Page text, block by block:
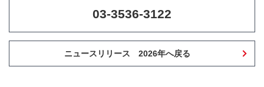
03-3536-3122
ニュースリリース 2026年へ戻る